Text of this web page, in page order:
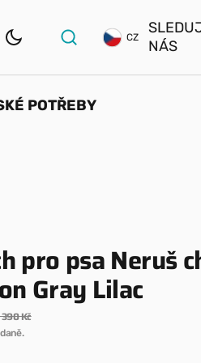
CZ
NÁS
POTŘEBY
pro psa Neruš
Gray Lilac
Kč